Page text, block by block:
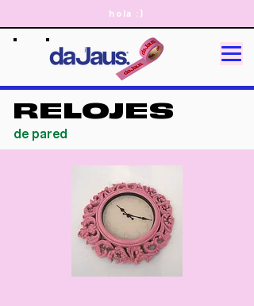
hola :)
RELOJES
de pared